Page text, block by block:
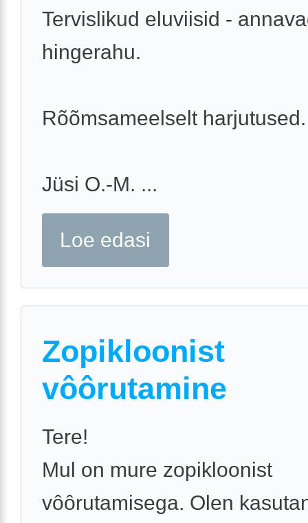
Tervislikud eluviisid -
hingerahu.
Rõõmsameelselt harjutused.
Jüsi O.-M. ...
Loe edasi
Zopikloonist
vôôrutamine
Tere!
Mul on mure zopikloonist
vôôrutamisega. Olen